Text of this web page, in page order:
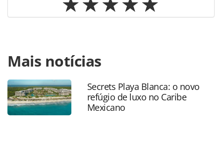
https://www.panrotas.com.br/mercado/economia-e-
politica/2023/10/na-fit-argentina-embratur-divulga-o-brasil-
para-a-america-latina_200193.html ou as ferramentas
oferecidas na página. Todo o conteúdo produzido pela
PANROTAS Editora é protegido pela legislação brasileira
sobre direito autoral. Não reproduza o conteúdo sem
Mais notícias
Secrets Playa Blanca: o novo
refúgio de luxo no Caribe
Mexicano